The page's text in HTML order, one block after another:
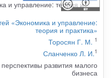
«Экономика и управление:
теория и практика»
Торосян Г. М. 1
Сланченко Л. И.1
развития малого
бизнеса